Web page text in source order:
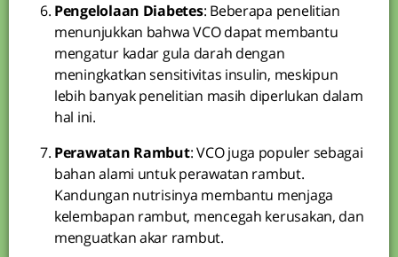
Pengelolaan Diabetes: Beberapa penelitian
menunjukkan bahwa VCO dapat membantu
mengatur kadar gula darah dengan
meningkatkan sensitivitas insulin, meskipun
lebih banyak penelitian masih diperlukan dalam
hal ini.
Perawatan Rambut: VCO juga populer sebagai
bahan alami untuk perawatan rambut.
Kandungan nutrisinya membantu menjaga
kelembapan rambut, mencegah kerusakan, dan
menguatkan akar rambut.